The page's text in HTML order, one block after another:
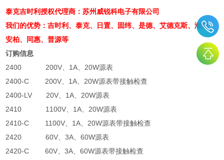
泰克吉时利授权代理商：苏州威锐科电子有限公司
我们的优势：吉时利、泰克、日置、固纬、是德、艾德克斯、海思、
安柏、同惠、普源等
订购信息
2400
200V 1A 20W源表
2400-C
200V 1A 20W源表带接触检查
2400-LV
20V 1A 20W源表
2410
1100V 1A 20W源表
2410-C
1100V 1A 20W源表带接触检查
2420
60V 、3A 、60W源表
2420-C
60V 、3A 、60W源表带接触检查